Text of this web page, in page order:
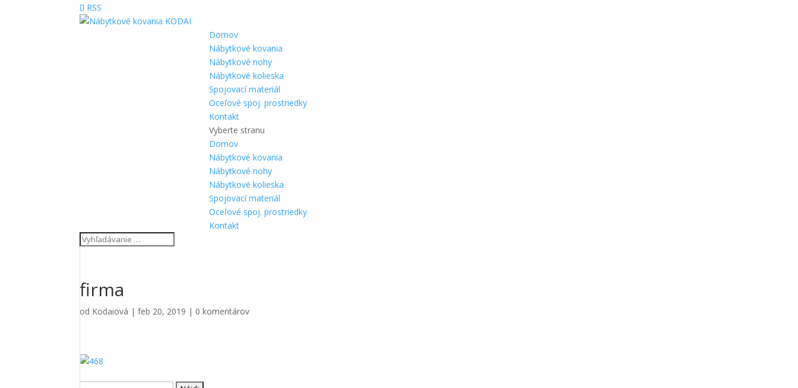
RSS
Domov
Nábytkové kovania
Nábytkové nohy
Nábytkové kolieska
Spojovací materiál
Oceľové spoj. prostriedky
Kontakt
Vyberte stranu
Domov
Nábytkové kovania
Nábytkové nohy
Nábytkové kolieska
Spojovací materiál
Oceľové spoj. prostriedky
Kontakt
firma
od Kodaiová |feb 20, 2019 | 0 komentárov